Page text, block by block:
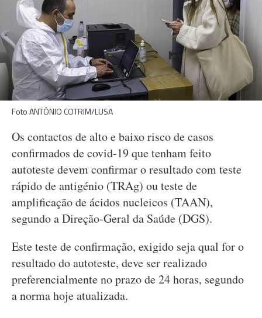
Foto ANTÓNIO COTRIM/LUSA
Os contactos de alto e baixo risco de casos
confirmados de covid-19 que tenham feito
autoteste devem confirmar o resultado com teste
rápido de antigénio (TRAg) ou teste de
amplificação de ácidos nucleicos (TAAN),
segundo a Direção-Geral da Saúde (DGS).
Este teste de confirmação, exigido seja qual for o
resultado do autoteste, deve ser realizado
preferencialmente no prazo de 24 horas, segundo
a norma hoje atualizada.